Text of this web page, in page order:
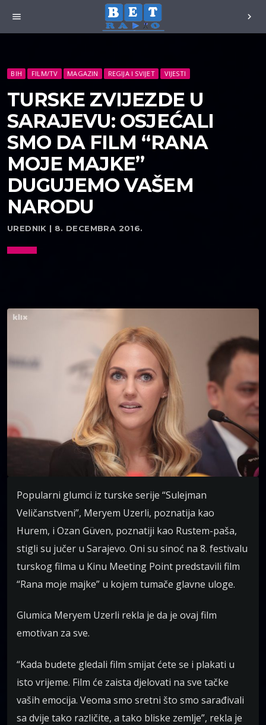
menu chevron_right
BIH FILM/TV MAGAZIN REGIJA I SVIJET VIJESTI
TURSKE ZVIJEZDE U
SARAJEVU: OSJEĆALI
SMO DA FILM “RANA
MOJE MAJKE”
DUGUJEMO VAŠEM
NARODU
UREDNIK | 8. DECEMBRA 2016.
Popularni glumci iz turske serije “Sulejman
Veličanstveni”, Meryem Uzerli, poznatija kao
Hurem, i Ozan Güven, poznatiji kao Rustem-paša,
stigli su jučer u Sarajevo. Oni su sinoć na 8. festivalu
turskog filma u Kinu Meeting Point predstavili film
“Rana moje majke” u kojem tumače glavne uloge.
Glumica Meryem Uzerli rekla je da je ovaj film
emotivan za sve.
“Kada budete gledali film smijat ćete se i plakati u
isto vrijeme. Film će zaista djelovati na sve tačke
vaših emocija. Veoma smo sretni što smo sarađivali
sa dvije tako različite, a tako bliske zemlje”, rekla je